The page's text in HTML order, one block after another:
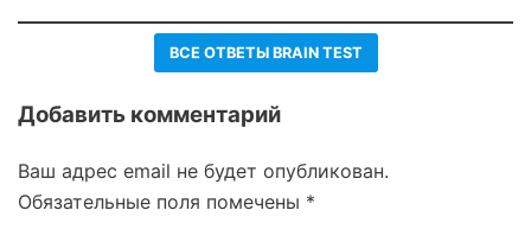
ВСЕ ОТВЕТЫ BRAIN TEST
Добавить комментарий
Ваш адрес email не будет опубликован.
Обязательные поля помечены *